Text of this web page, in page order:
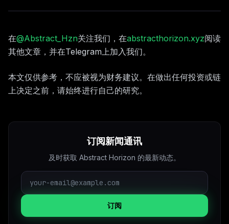
在@Abstract_Hzn关注我们，在abstracthorizon.xyz阅读
其他文章，并在Telegram上加入我们。
本文仅供参考，不应被视为财务建议。在做出任何投资或链
上决定之前，请始终进行自己的研究。
订阅新闻通讯
及时获取 Abstract Horizon 的最新动态。
订阅